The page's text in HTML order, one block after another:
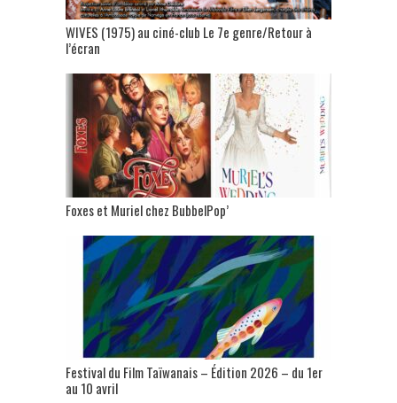
WIVES (1975) au ciné-club Le 7e genre/Retour à
l’écran
Foxes et Muriel chez BubbelPop’
Festival du Film Taïwanais – Édition 2026 – du 1er
au 10 avril